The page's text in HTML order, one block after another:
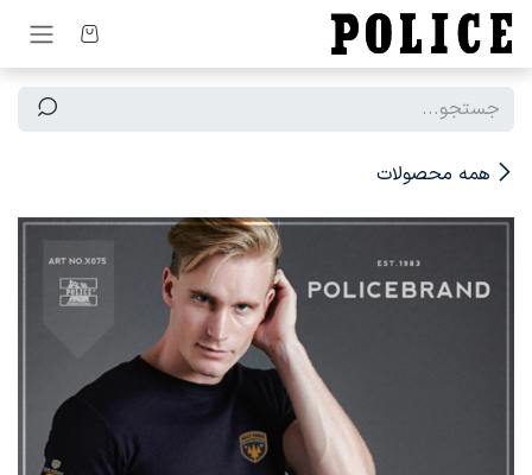
صرف نظر و مشاهده محتوا
همه محصولات